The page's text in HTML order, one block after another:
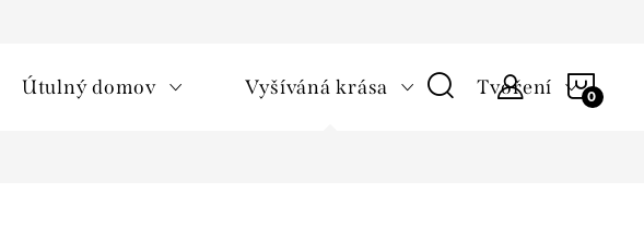
Útulný domov Vyšíváná krása Tvoření